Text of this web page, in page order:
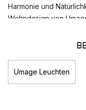
Harmonie und
Wohndesign von
sind am
Umage Leuchten